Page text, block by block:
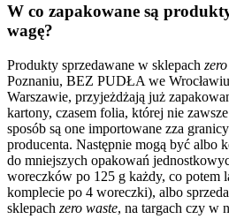
W co zapakowane są
wagę?
Produkty sprzedawane w sklepach
Poznaniu, BEZ PUDŁA we
Warszawie, przyjeżdżają już
kartony, czasem folia, której nie
sposób są one importowane zza
producenta. Następnie mogą być albo
do mniejszych opakowań
woreczków po 125 g każdy, co potem
komplecie po 4 woreczki), albo
sklepach zero waste, na targach czy w